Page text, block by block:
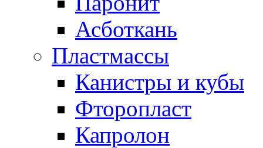
Асботкань
Пластмассы
Канистры и кубы
Фторопласт
Капролон